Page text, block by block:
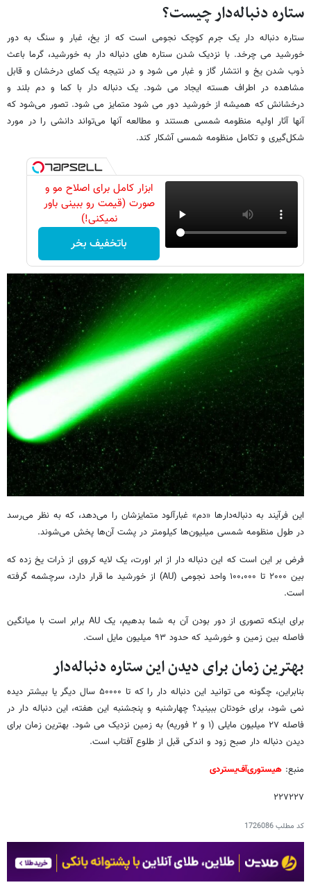
ستاره دنباله‌دار چیست؟
ستاره دنباله دار یک جرم کوچک نجومی است که از یخ، غبار و سنگ به دور
خورشید می چرخد. با نزدیک شدن ستاره های دنباله دار به خورشید، گرما باعث
ذوب شدن یخ و انتشار گاز و غبار می شود و در نتیجه یک کمای درخشان و قابل
مشاهده در اطراف هسته ایجاد می شود. یک دنباله دار با کما و دم بلند و
درخشانش که همیشه از خورشید دور می شود متمایز می شود. تصور می‌شود که
آنها آثار اولیه منظومه شمسی هستند و مطالعه آنها می‌تواند دانشی را در مورد
شکل‌گیری و تکامل منظومه شمسی آشکار کند.
ابزار کامل برای اصلاح مو و
صورت (قیمت رو ببینی باور
نمیکنی!)
باتخفیف بخر
این فرآیند به دنباله‌دارها «دم» غبارآلود متمایزشان را می‌دهد، که به نظر می‌رسد
در طول منظومه شمسی میلیون‌ها کیلومتر در پشت آن‌ها پخش می‌شوند.
فرض بر این است که این دنباله دار از ابر اورت، یک لایه کروی از ذرات یخ زده که
بین ۲۰۰۰ تا ۱۰۰،۰۰۰ واحد نجومی (AU) از خورشید ما قرار دارد، سرچشمه گرفته
است.
برای اینکه تصوری از دور بودن آن به شما بدهیم، یک AU برابر است با میانگین
فاصله بین زمین و خورشید که حدود ۹۳ میلیون مایل است.
بهترین زمان برای دیدن این ستاره دنباله‌دار
بنابراین، چگونه می توانید این دنباله دار را که تا ۵۰۰۰۰ سال دیگر یا بیشتر دیده
نمی شود، برای خودتان ببینید؟ چهارشنبه و پنجشنبه این هفته، این دنباله دار در
فاصله ۲۷ میلیون مایلی (۱ و ۲ فوریه) به زمین نزدیک می شود. بهترین زمان برای
دیدن دنباله دار صبح زود و اندکی قبل از طلوع آفتاب است.
منبع: هیستوری‌آف‌یستردی
۲۲۷۲۲۷
کد مطلب1726086